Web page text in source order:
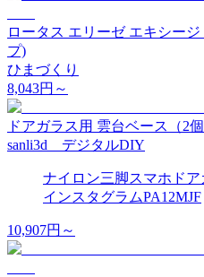
ロータス エリーゼ エキシー
プ)
ひまづくり
8,043円～
ドアガラス用 雲台ベース（2個
sanli3d デジタルDIY
ナイロン三脚スマホ ド
インスタグラムPA12MJF
10,907円～